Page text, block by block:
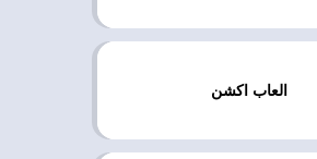
العاب اكشن